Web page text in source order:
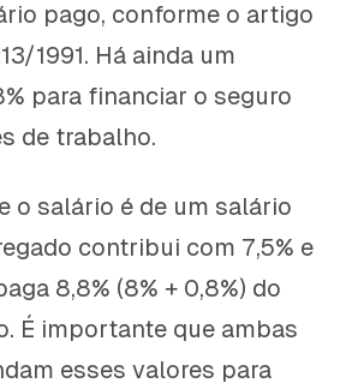
pago, conforme o artigo
1991. Há ainda um
para financiar o seguro
de trabalho.
o salário é de um salário
contribui com 7,5% e
8,8% (8% + 0,8%) do
É importante que ambas
esses valores para